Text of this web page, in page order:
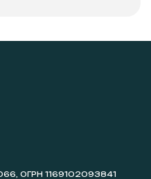
ОГРН 1169102093841